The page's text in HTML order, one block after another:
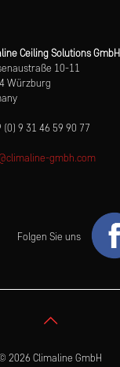
Ceiling Solutions GmbH
10-11
Würzburg
(0) 9 31 46 59 90 77
gmbh.com
Folgen Sie uns
2026 Climaline GmbH